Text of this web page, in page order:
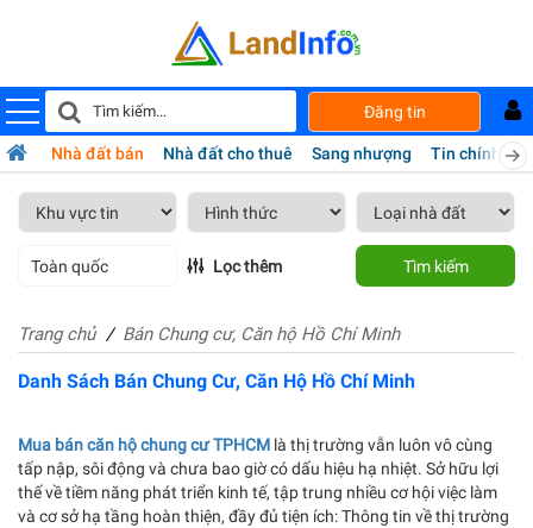
Đăng tin
Nhà đất bán Nhà đất cho thuê Sang nhượng Tin chính chủ
Toàn quốc Lọc thêm Tìm kiếm
Trang chủ Bán Chung cư, Căn hộ Hồ Chí Minh
Danh Sách Bán Chung Cư, Căn Hộ Hồ Chí Minh
Mua bán căn hộ chung cư TPHCM là thị trường vẫn luôn vô cùng
tấp nập, sôi động và chưa bao giờ có dấu hiệu hạ nhiệt. Sở hữu lợi
thế về tiềm năng phát triển kinh tế, tập trung nhiều cơ hội việc làm
và cơ sở hạ tầng hoàn thiện, đầy đủ tiện ích: Thông tin về thị trường